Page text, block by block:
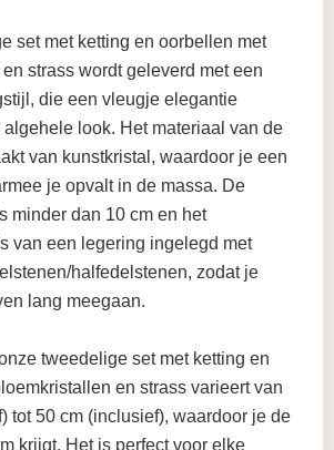
set met ketting en oorbellen met
strass wordt geleverd met een
die een vleugje elegantie
look. Het materiaal van de
van kunstkristal, waardoor je een
je opvalt in de massa. De
minder dan 10 cm en het
van een legering ingelegd met
halfedelstenen, zodat je
lang meegaan.
tweedelige set met ketting en
en strass varieert van
tot 50 cm (inclusief), waardoor je de
krijgt. Het is perfect voor elke